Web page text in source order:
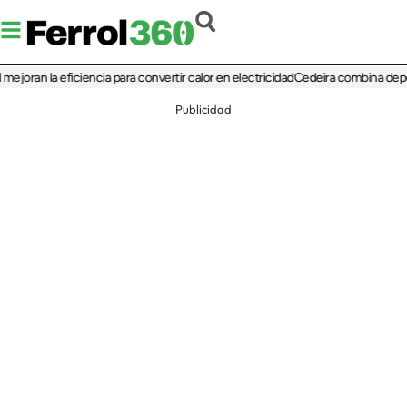
la eficiencia para convertir calor en electricidadCedeira combina deporte,
Publicidad